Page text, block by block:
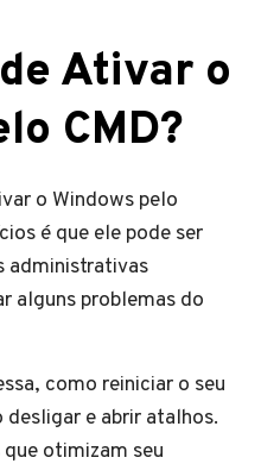
Ativar o
CMD?
o Windows pelo
é que ele pode ser
administrativas
alguns problemas do
como reiniciar o seu
desligar e abrir atalhos.
otimizam seu